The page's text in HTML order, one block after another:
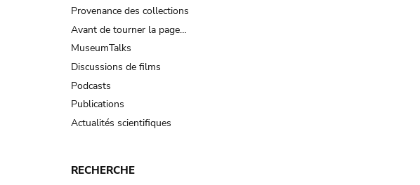
Provenance des collections
Avant de tourner la page…
MuseumTalks
Discussions de films
Podcasts
Publications
Actualités scientifiques
RECHERCHE